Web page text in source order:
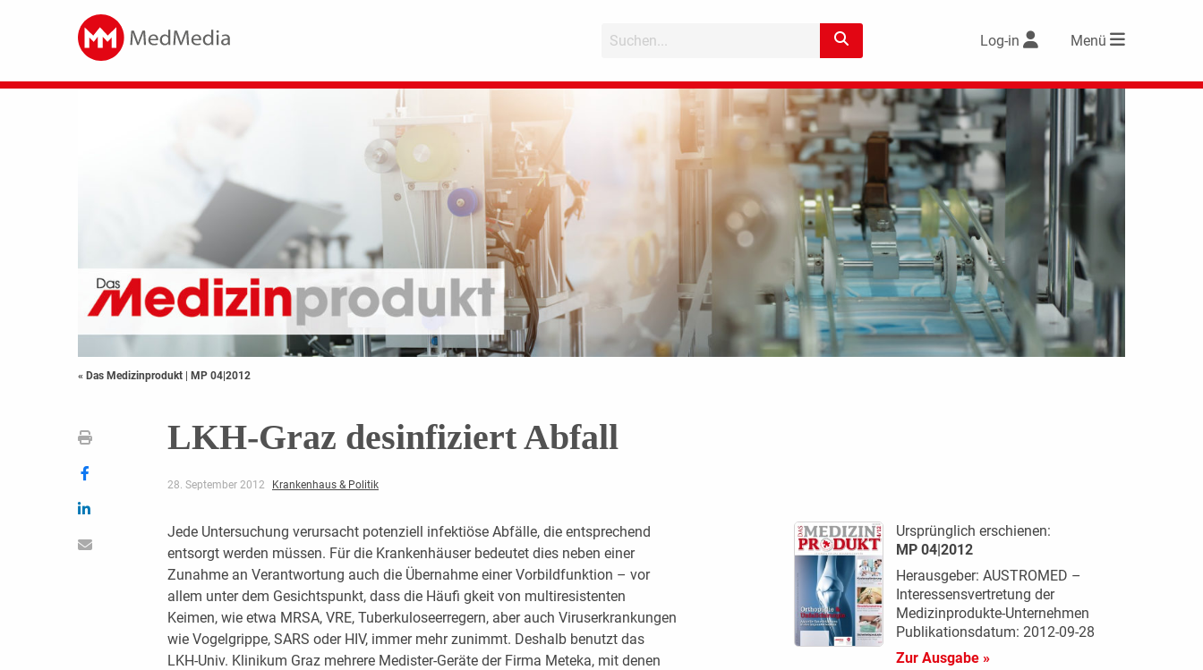
Log-in Menü
« Das Medizinprodukt | MP 04|2012
LKH-Graz desinfiziert Abfall
28. September 2012 Krankenhaus & Politik
Jede Untersuchung verursacht potenziell infektiöse Abfälle, die entsprechend
entsorgt werden müssen. Für die Krankenhäuser bedeutet dies neben einer
Zunahme an Verantwortung auch die Übernahme einer Vorbildfunktion – vor
allem unter dem Gesichtspunkt, dass die Häufi gkeit von multiresistenten
Keimen, wie etwa MRSA, VRE, Tuberkuloseerregern, aber auch Viruserkrankungen
wie Vogelgrippe, SARS oder HIV, immer mehr zunimmt. Deshalb benutzt das
LKH-Univ. Klinikum Graz mehrere Medister-Geräte der Firma Meteka, mit denen
Ursprünglich erschienen:
MP 04|2012
Herausgeber: AUSTROMED –
Interessensvertretung der
Medizinprodukte-Unternehmen
Publikationsdatum: 2012-09-28
Zur Ausgabe »